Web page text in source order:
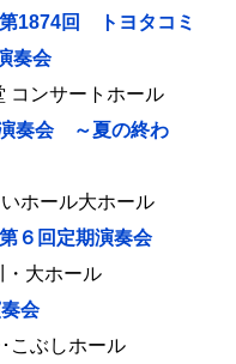
1874回 トヨタコミ
奏会
ンサートホール
奏会 ～夏の終わ
ール大ホール
６回定期演奏会
大ホール
会
ぶしホール